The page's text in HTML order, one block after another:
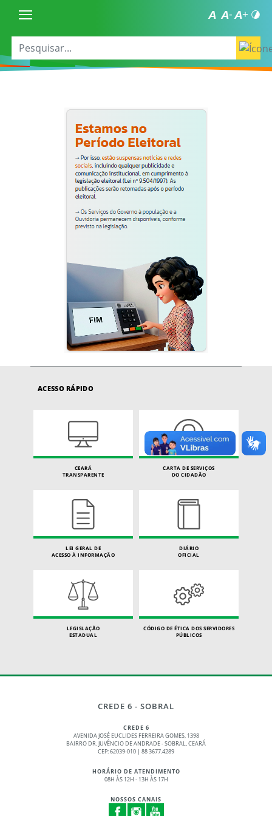
ACESSO RÁPIDO
CEARÁ
TRANSPARENTE
CARTA DE SERVIÇOS
DO CIDADÃO
LEI GERAL DE
ACESSO À INFORMAÇÃO
DIÁRIO
OFICIAL
LEGISLAÇÃO
ESTADUAL
CÓDIGO DE ÉTICA DOS SERVIDORES
PÚBLICOS
CREDE 6 - SOBRAL
CREDE 6
AVENIDA JOSÉ EUCLIDES FERREIRA GOMES, 1398
BAIRRO DR. JUVÊNCIO DE ANDRADE - SOBRAL, CEARÁ
CEP: 62039-010 | 88 3677.4289
HORÁRIO DE ATENDIMENTO
08H ÀS 12H - 13H ÀS 17H
NOSSOS CANAIS